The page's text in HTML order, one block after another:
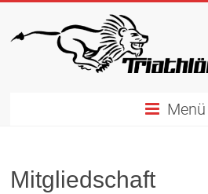
springen
Menü
Mitgliedschaft